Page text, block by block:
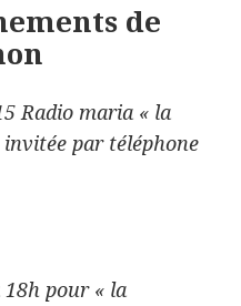
de
Radio maria « la
invitée par téléphone
pour « la